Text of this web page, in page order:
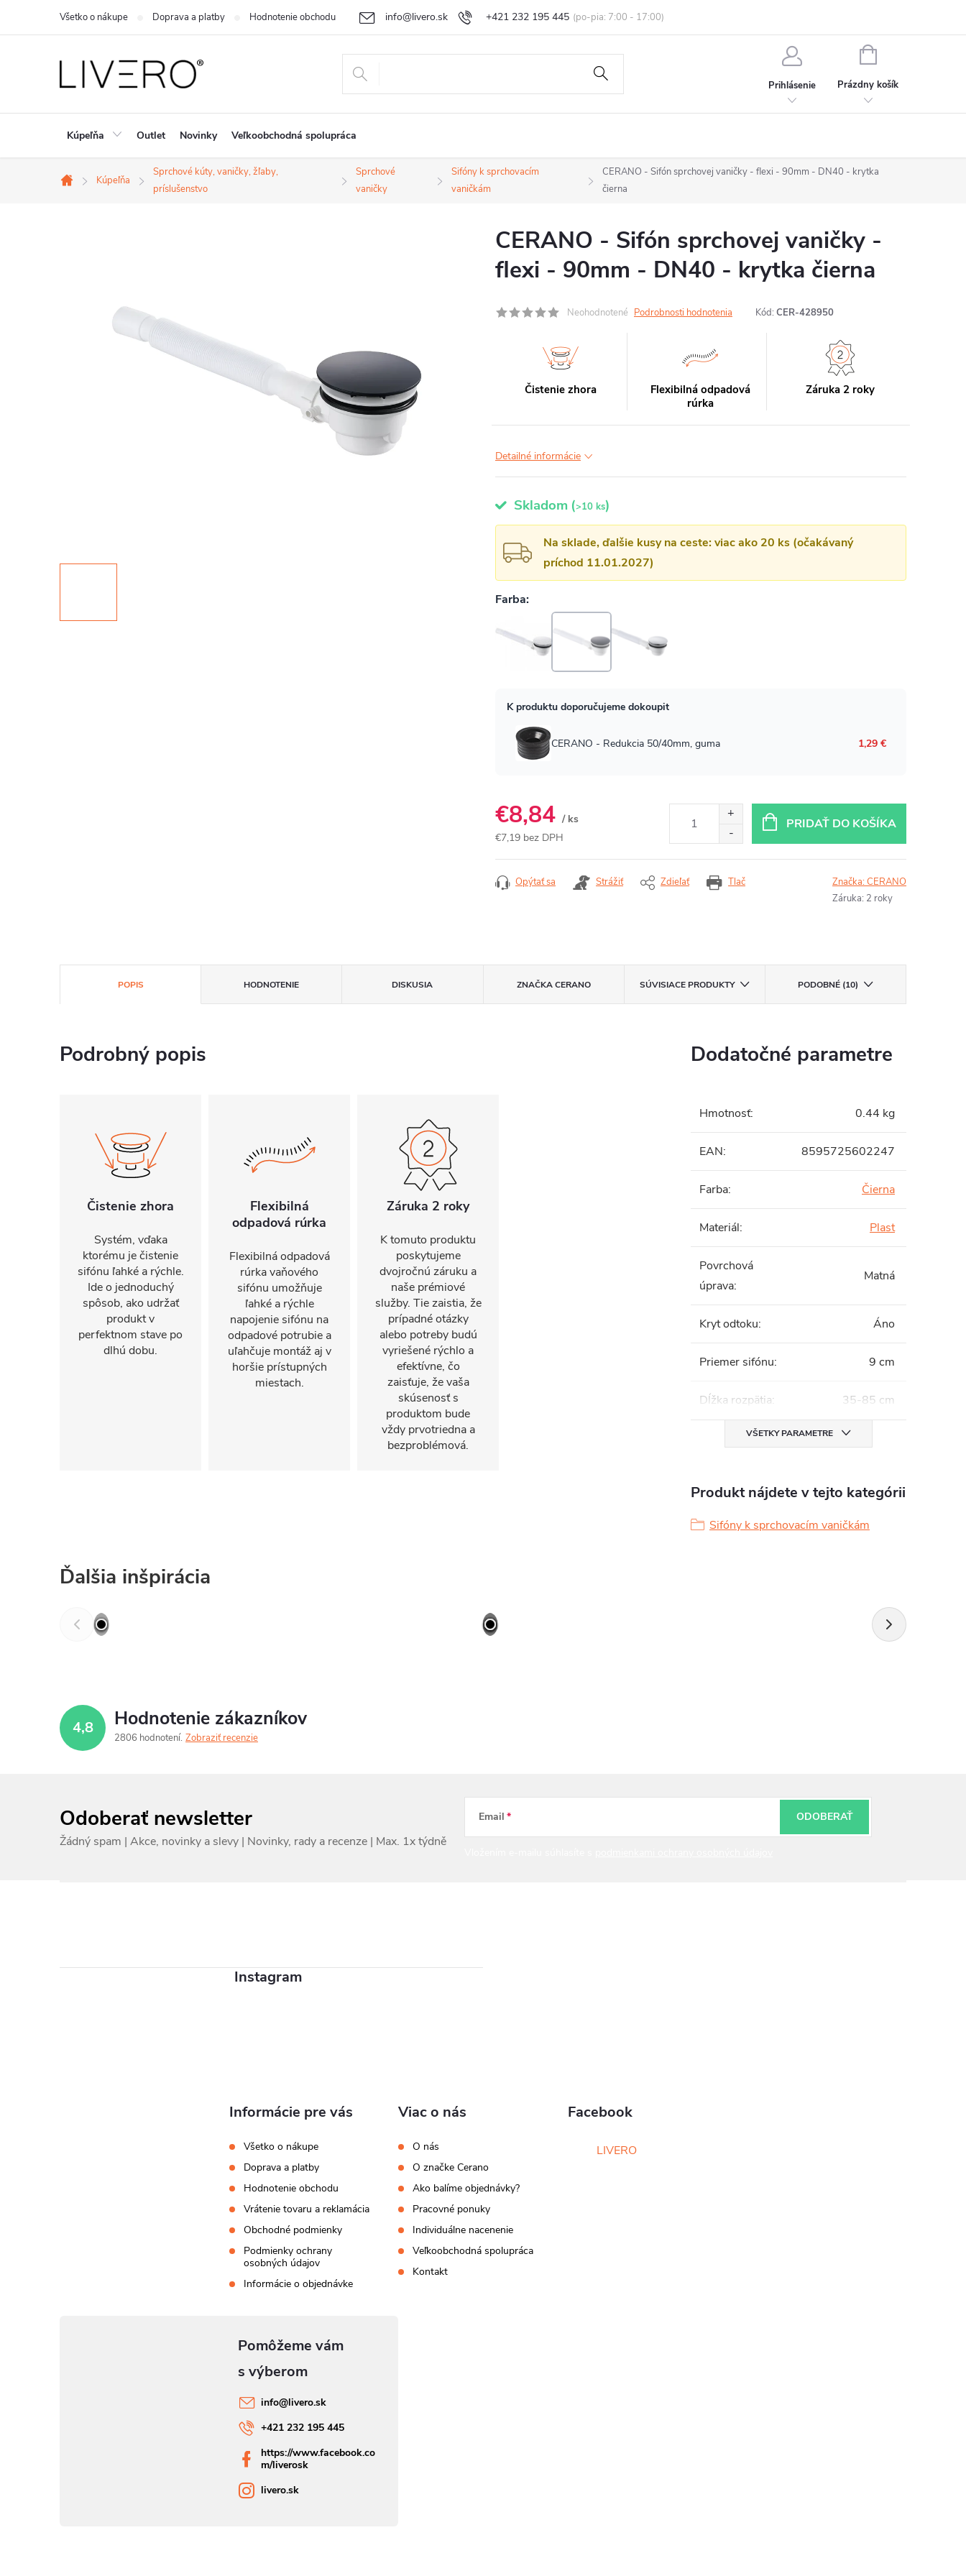
+421 232 195 445
info@livero.sk
Všetko o nákupe Doprava a platby Hodnotenie obchodu Vrátenie tovaru a reklamácia Obchodné podmienky Podmienky ochrany osobných údajov
Prihlásenie
NÁKUPNÝ
Prázdny košík
Kúpeľňa Outlet Novinky Veľkoobchodná spolupráca
Domov
Kúpeľňa
Sprchové kúty, vaničky, žľaby,
príslušenstvo
Sprchové
vaničky
Sifóny k sprchovacím
vaničkám
CERANO - Sifón sprchovej vaničky - flexi - 90mm - DN40 - krytka
čierna
CERANO - Sifón sprchovej vaničky -
flexi - 90mm - DN40 - krytka čierna
Neohodnotené Podrobnosti hodnotenia Kód: CER-428950
Čistenie zhora
Flexibilná odpadová
rúrka
Záruka 2 roky
Detailné informácie
Skladom (>10 ks)
Na sklade, ďalšie kusy na ceste: viac ako 20 ks (očakávaný
príchod 11.01.2027)
€8,84 / ks
€7,19 bez DPH
PRIDAŤ DO KOŠÍKA
Tlač
Opýtať sa Strážiť Zdieľať Značka:CERANO
Záruka: 2 roky
POPIS HODNOTENIE DISKUSIA ZNAČKACERANO SÚVISIACE PRODUKTY PODOBNÉ (10)
Podrobný popis
Čistenie zhora
Systém, vďaka
ktorému je čistenie
sifónu ľahké a rýchle.
Ide o jednoduchý
spôsob, ako udržať
produkt v
perfektnom stave po
dlhú dobu.
Flexibilná
odpadová rúrka
Flexibilná odpadová
rúrka vaňového
sifónu umožňuje
ľahké a rýchle
napojenie sifónu na
odpadové potrubie a
uľahčuje montáž aj v
horšie prístupných
miestach.
Záruka 2 roky
K tomuto produktu
poskytujeme
dvojročnú záruku a
naše prémiové
služby. Tie zaistia, že
prípadné otázky
alebo potreby budú
vyriešené rýchlo a
efektívne, čo
zaisťuje, že vaša
skúsenosť s
produktom bude
vždy prvotriedna a
bezproblémová.
Dodatočné parametre
Hmotnosť: 0.44 kg
EAN: 8595725602247
Farba: Čierna
Materiál: Plast
Povrchová
úprava:
Matná
Kryt odtoku: Áno
Priemer sifónu: 9 cm
Dĺžka rozpätia: 35-85 cm
VŠETKY PARAMETRE
Produkt nájdete v tejto kategórii
Sifóny k sprchovacím vaničkám
Ďalšia inšpirácia
4,8 Hodnotenie zákazníkov
2806 hodnotení Zobraziť recenzie
Odoberať newsletter Email ODOBERAŤ
Instagram
Informácie pre vás
Všetko o nákupe
Doprava a platby
Hodnotenie obchodu
Vrátenie tovaru a reklamácia
Obchodné podmienky
Podmienky ochrany
osobných údajov
Informácie o objednávke
Viac o nás
O nás
O značke Cerano
Ako balíme objednávky?
Pracovné ponuky
Individuálne nacenenie
Veľkoobchodná spolupráca
Kontakt
Facebook
LIVERO
info@livero.sk
+421 232 195 445
https://www.facebook.co
m/liverosk
livero.sk